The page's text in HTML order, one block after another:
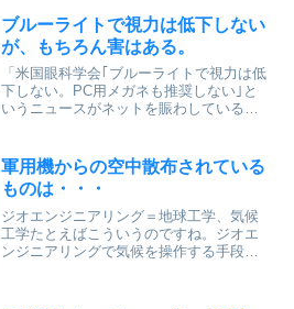
ブルーライトで視力は低下しない
が、もちろん害はある。
「米国眼科学会｢ブルーライトで視力は低
下しない。PC用メガネも推奨しない｣と
いうニュースがネットを賑わしているけ
もブルーライト＝視力低下ってどこ情報
ｗ みたいな。でもそう思っ...
軍用機からの空中散布されている
ものは・・・
ジオエンジニアリング＝地球工学、気候
工学たとえばこういうのですね。ジオエ
ンジニアリングで気候を操作する手段は